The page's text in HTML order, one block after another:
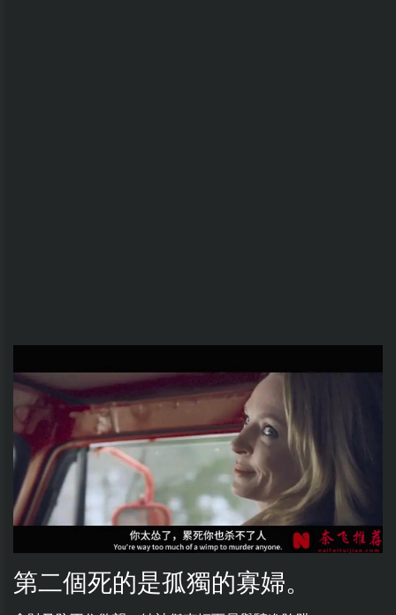
第二個死的是孤獨的寡婦。